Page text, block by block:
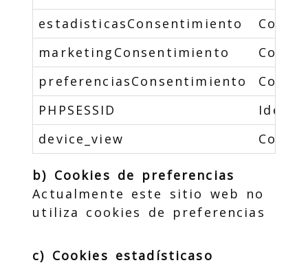
estadisticasConsentimiento
marketingConsentimiento
preferenciasConsentimiento
PHPSESSID
device_view
b) Cookies de preferencias
Actualmente este sitio web no
utiliza cookies de preferencias
c) Cookies estadísticaso